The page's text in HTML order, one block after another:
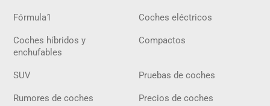
Fórmula1 Coches eléctricos
Coches híbridos y
enchufables
Compactos
SUV Pruebas de coches
Rumores de coches Precios de coches